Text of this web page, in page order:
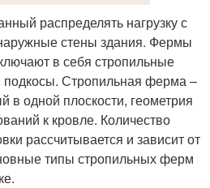
распределять нагрузку с
стены здания. Фермы
в себя стропильные
подкосы. Стропильная ферма –
в одной плоскости, геометрия
к кровле. Количество
рассчитывается и зависит от
типы стропильных ферм